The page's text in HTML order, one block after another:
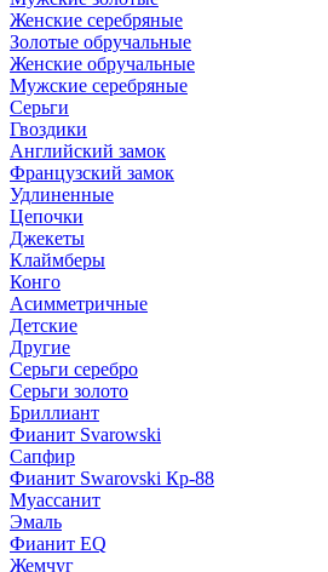
Женские серебряные
Золотые обручальные
Женские обручальные
Мужские серебряные
Серьги
Гвоздики
Английский замок
Французский замок
Удлиненные
Цепочки
Джекеты
Клаймберы
Конго
Асимметричные
Детские
Другие
Серьги серебро
Серьги золото
Бриллиант
Фианит Svarowski
Сапфир
Фианит Swarovski Кр-88
Муассанит
Эмаль
Фианит EQ
Жемчуг